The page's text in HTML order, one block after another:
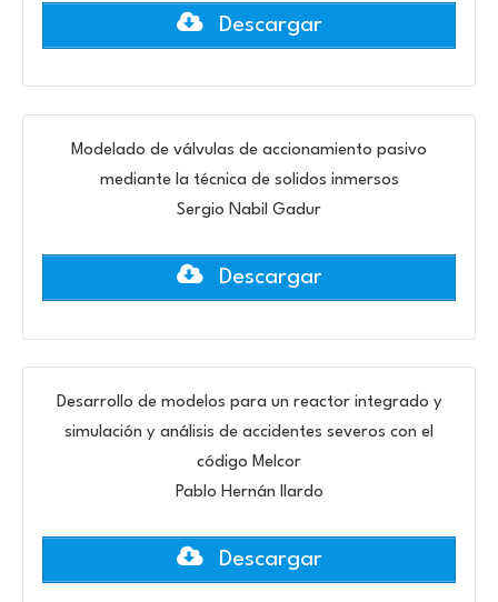
Descargar
Modelado de válvulas de accionamiento pasivo
mediante la técnica de solidos inmersos
Sergio Nabil Gadur
Descargar
Desarrollo de modelos para un reactor integrado y
simulación y análisis de accidentes severos con el
código Melcor
Pablo Hernán Ilardo
Descargar